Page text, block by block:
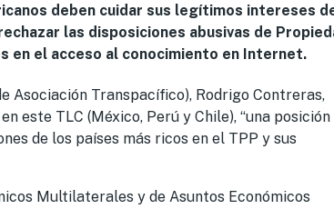
deben cuidar sus legítimos intereses
las disposiciones abusivas de
el acceso al conocimiento en Internet.
Asociación Transpacífico), Rodrigo Contreras,
este TLC (México, Perú y Chile), “una posición
de los países más ricos en el TPP y sus
Multilaterales y de Asuntos Económicos